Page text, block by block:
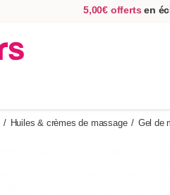
5,00€ offerts en
/ Huiles & crèmes de massage / Gel de